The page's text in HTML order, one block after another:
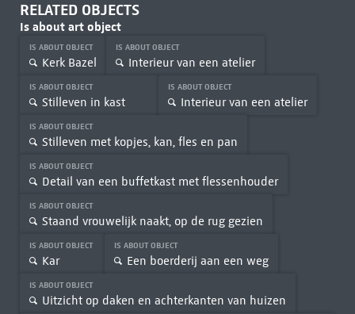
RELATED OBJECTS
Is about art object
IS ABOUT OBJECT
Kerk Bazel
IS ABOUT OBJECT
Interieur van een atelier
IS ABOUT OBJECT
Stilleven in kast
IS ABOUT OBJECT
Interieur van een atelier
IS ABOUT OBJECT
Stilleven met kopjes, kan, fles en pan
IS ABOUT OBJECT
Detail van een buffetkast met flessenhouder
IS ABOUT OBJECT
Staand vrouwelijk naakt, op de rug gezien
IS ABOUT OBJECT
Kar
IS ABOUT OBJECT
Een boerderij aan een weg
IS ABOUT OBJECT
Uitzicht op daken en achterkanten van huizen